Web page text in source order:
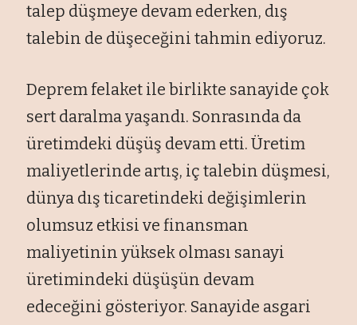
talep düşmeye devam ederken, dış
talebin de düşeceğini tahmin ediyoruz.
Deprem felaket ile birlikte sanayide çok
sert daralma yaşandı. Sonrasında da
üretimdeki düşüş devam etti. Üretim
maliyetlerinde artış, iç talebin düşmesi,
dünya dış ticaretindeki değişimlerin
olumsuz etkisi ve finansman
maliyetinin yüksek olması sanayi
üretimindeki düşüşün devam
edeceğini gösteriyor. Sanayide asgari